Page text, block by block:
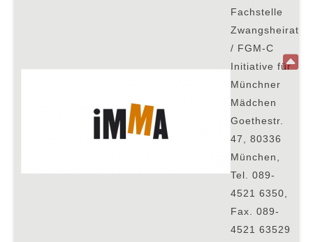
Fachstelle
Zwangsheirat
/ FGM-C
Initiative für
Münchner
Mädchen
Goethestr.
47, 80336
München,
Tel. 089-
4521 6350,
Fax. 089-
4521 63529